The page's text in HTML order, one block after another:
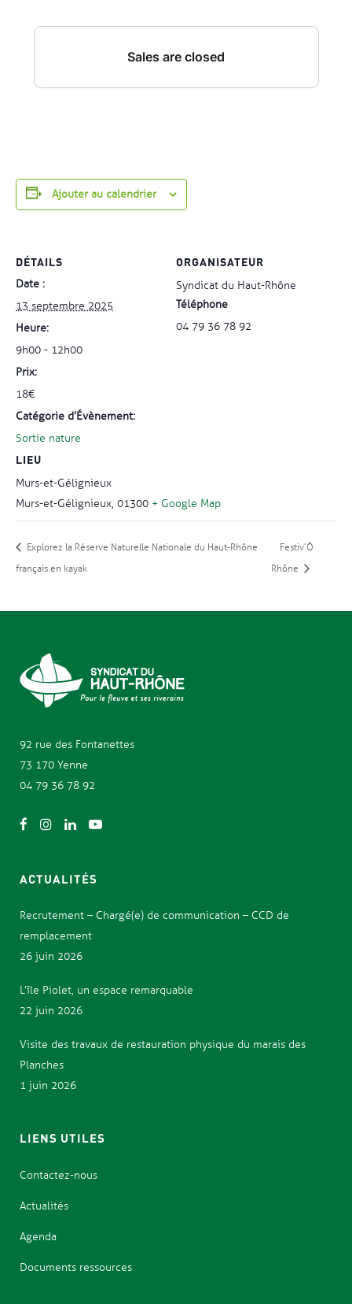
Ajouter au calendrier
DÉTAILS
Date :
13 septembre 2025
Heure :
9h00 - 12h00
Prix :
18€
Catégorie d’Évènement:
Sortie nature
LIEU
Murs-et-Gélignieux
Murs-et-Gélignieux, 01300 + Google Map
ORGANISATEUR
Syndicat du Haut-Rhône
Téléphone
04 79 36 78 92
Explorez la Réserve Naturelle Nationale du Haut-Rhône
français en kayak
Festiv’Ô
Rhône
92 rue des Fontanettes
73 170 Yenne
04 79 36 78 92
ACTUALITÉS
Recrutement – Chargé(e) de communication – CCD de
remplacement
26 juin 2026
L’île Piolet, un espace remarquable
22 juin 2026
Visite des travaux de restauration physique du marais des
Planches
1 juin 2026
LIENS UTILES
Contactez-nous
Actualités
Agenda
Documents ressources